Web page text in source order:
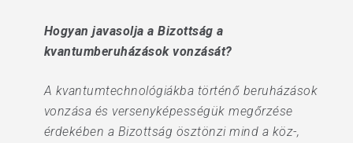
Hogyan javasolja a Bizottság a
kvantumberuházások vonzását?
A kvantumtechnológiákba történő beruházások
vonzása és versenyképességük megőrzése
érdekében a Bizottság ösztönzi mind a köz-,